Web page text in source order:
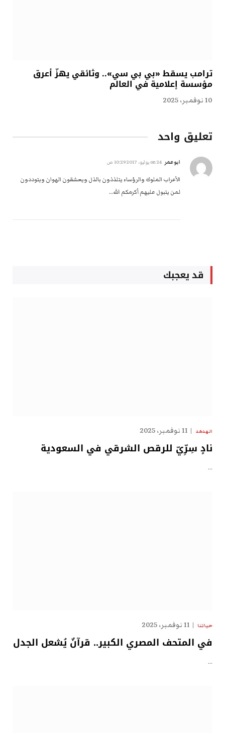
ترامب يسقط «بي بي سي».. وثائقي يهزّ أعرق
مؤسسة إعلامية في العالم
10 نوفمبر، 2025
تعليق واحد
ابوعمر 24 يوليو، 2017 10:29 ص
الأعراب الملوك والرؤساء يتلذذون بالذل ويعشقون الهوان ويتوددون
لمن يتبول عليهم أكرمكم الله…
قد يعجبك
الهدهد 11 نوفمبر، 2025
نادٍ سِرِّيّ للرقص الشرقي في السعودية
…
حياتنا 11 نوفمبر، 2025
في المتحف المصري الكبير.. قرآنٌ يُشعل الجدل
…